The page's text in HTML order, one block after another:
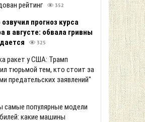
рейтинг
352
прогноз курса
в августе: обвала гривны
325
ракет у США: Трамп
тюрьмой тем, кто стоит за
предательских заявлений"
самые популярные модели
какие машины